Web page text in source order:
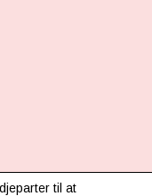
til at